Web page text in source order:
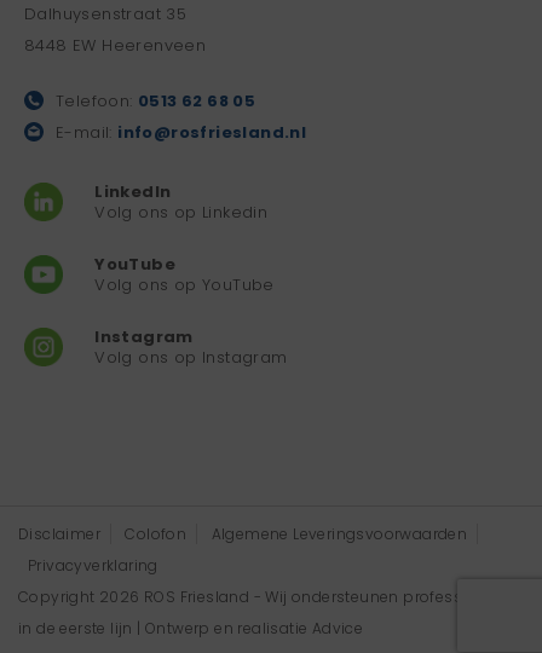
Dalhuysenstraat 35
8448 EW Heerenveen
Telefoon: 0513 62 68 05
E-mail: info@rosfriesland.nl
LinkedIn
Volg ons op Linkedin
YouTube
Volg ons op YouTube
Instagram
Volg ons op Instagram
Disclaimer Colofon
Algemene Leveringsvoorwaarden
Privacyverklaring
Copyright 2026 ROS Friesland - Wij ondersteunen professionals
in de eerste lijn | Ontwerp en realisatie Advice